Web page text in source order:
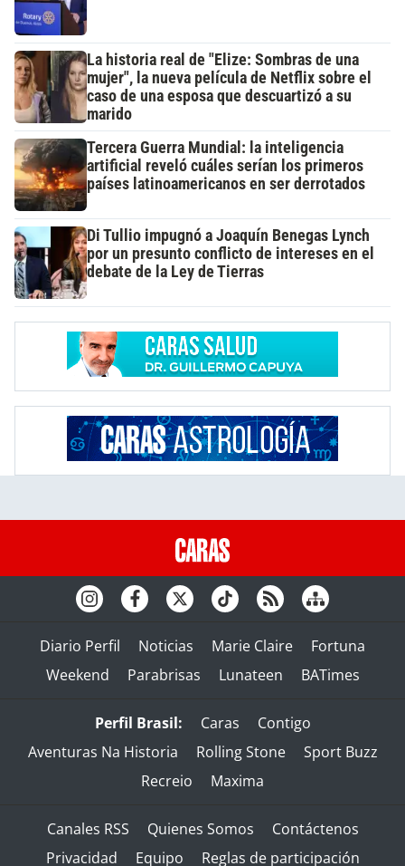
La historia real de "Elize: Sombras de una
mujer", la nueva película de Netflix sobre el
caso de una esposa que descuartizó a su
marido
Tercera Guerra Mundial: la inteligencia
artificial reveló cuáles serían los primeros
países latinoamericanos en ser derrotados
Di Tullio impugnó a Joaquín Benegas Lynch
por un presunto conflicto de intereses en el
debate de la Ley de Tierras
Diario Perfil Noticias Marie Claire
Fortuna
Weekend
Parabrisas Lunateen BATimes
Perfil Brasil: Caras
Contigo
Aventuras Na Historia
Rolling Stone
Sport Buzz
Recreio
Maxima
Canales RSS Quienes Somos
Contáctenos
Privacidad
Equipo Reglas de participación